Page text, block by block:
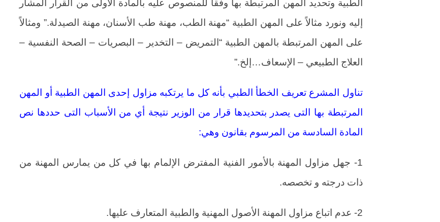
الطبية وتحديد المهن المرتبطة بها وفقاً للمنصوص عليه بالمادة الأولى من القرار المشار
إليه ونورد مثالاً على المهن الطبية “مهنة الطب، مهنة طب الأسنان، مهنة الصيدلة.” ومثالاً
على المهن المرتبطة بالمهن الطبية “التمريض – التخدير – البصريات – الصحة النفسية –
العلاج الطبيعي – الإسعاف…إلخ.”
تناول المشرع تعريف الخطأ الطبي بأنه كل ما يرتكبه مزاول إحدى المهن الطبية أو المهن
المرتبطة بها التى يصدر بتحديدها قرار من الوزير نتيجة أي من الأسباب التى حددها نص
المادة السادسة من المرسوم بقانون وهي:
1- جهل مزاول المهنة بالأمور الفنية المفترض الإلمام بها في كل من يمارس المهنة من
ذات درجته و تخصصه.
2- عدم اتباع مزاول المهنة الأصول المهنية والطبية المتعارف عليها.